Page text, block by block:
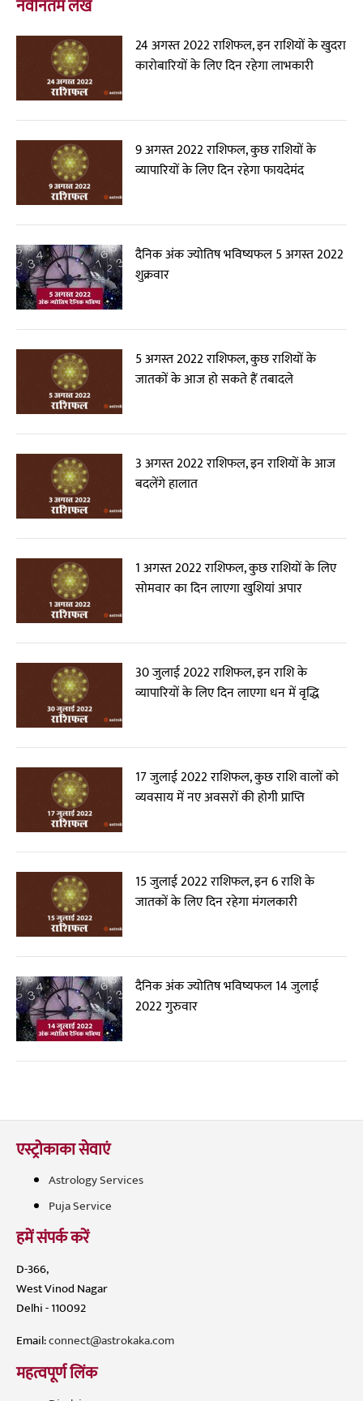
नवीनतम लेख
24 अगस्त 2022 राशिफल, इन राशियों के खुदरा
कारोबारियों के लिए दिन रहेगा लाभकारी
9 अगस्त 2022 राशिफल, कुछ राशियों के
व्यापारियों के लिए दिन रहेगा फायदेमंद
दैनिक अंक ज्योतिष भविष्यफल 5 अगस्त 2022
शुक्रवार
5 अगस्त 2022 राशिफल, कुछ राशियों के
जातकों के आज हो सकते हैं तबादले
3 अगस्त 2022 राशिफल, इन राशियों के आज
बदलेंगे हालात
1 अगस्त 2022 राशिफल, कुछ राशियों के लिए
सोमवार का दिन लाएगा खुशियां अपार
30 जुलाई 2022 राशिफल, इन राशि के
व्यापारियों के लिए दिन लाएगा धन में वृद्धि
17 जुलाई 2022 राशिफल, कुछ राशि वालों को
व्यवसाय में नए अवसरों की होगी प्राप्ति
15 जुलाई 2022 राशिफल, इन 6 राशि के
जातकों के लिए दिन रहेगा मंगलकारी
दैनिक अंक ज्योतिष भविष्यफल 14 जुलाई
2022 गुरुवार
एस्ट्रोकाका सेवाएं
Astrology Services
Puja Service
हमें संपर्क करें
D-366,
West Vinod Nagar
Delhi - 110092
Email:connect@astrokaka.com
महत्वपूर्ण लिंक